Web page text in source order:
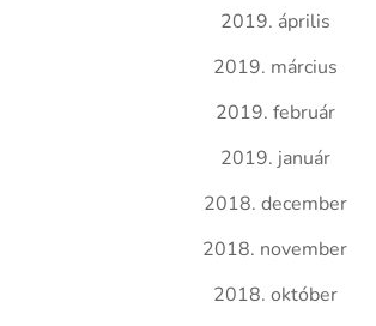
2019. április
2019. március
2019. február
2019. január
2018. december
2018. november
2018. október